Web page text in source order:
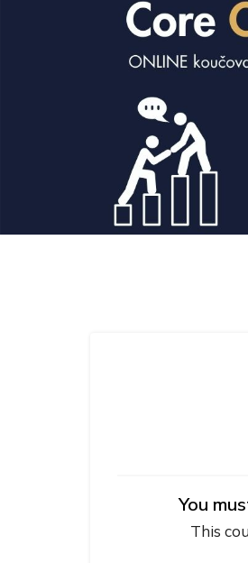
You
This